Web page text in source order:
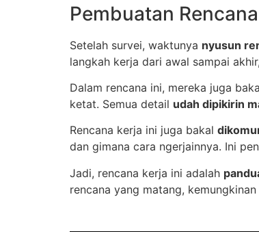
Pembuatan
Setelah survei, waktunya nyusun
langkah kerja dari awal sampai
Dalam rencana ini, mereka juga
ketat. Semua detail udah dipikirin
Rencana kerja ini juga bakal
dan gimana cara ngerjainnya. Ini
Jadi, rencana kerja ini adalah
rencana yang matang,